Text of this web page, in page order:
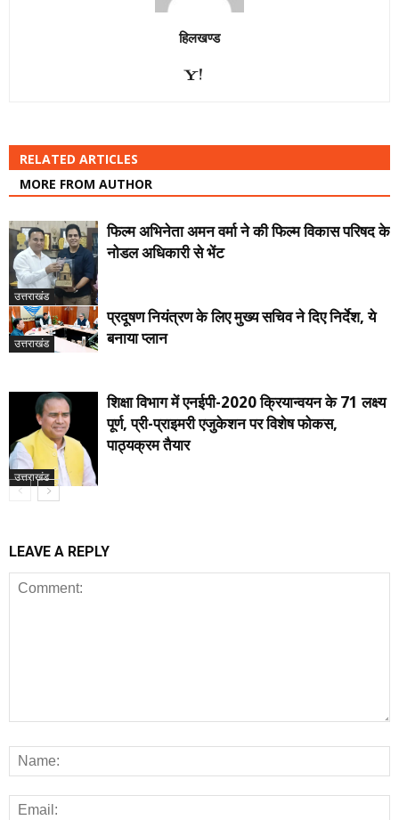
हिलखण्ड
RELATED ARTICLES
MORE FROM AUTHOR
उत्तराखंड
फिल्म अभिनेता अमन वर्मा ने की फिल्म विकास परिषद के
नोडल अधिकारी से भेंट
उत्तराखंड
प्रदूषण नियंत्रण के लिए मुख्य सचिव ने दिए निर्देश, ये
बनाया प्लान
उत्तराखंड
शिक्षा विभाग में एनईपी-2020 क्रियान्वयन के 71 लक्ष्य
पूर्ण, प्री-प्राइमरी एजुकेशन पर विशेष फोकस,
पाठ्यक्रम तैयार
LEAVE A REPLY